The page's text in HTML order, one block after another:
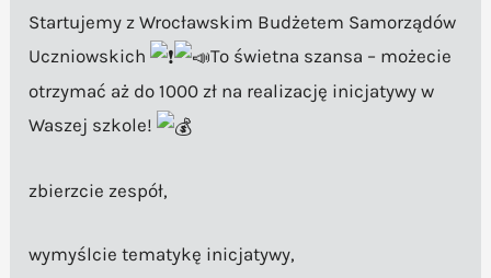
Startujemy z Wrocławskim Budżetem Samorządów
Uczniowskich
To świetna szansa – możecie
otrzymać aż do 1000 zł na realizację inicjatywy w
Waszej szkole!
zbierzcie zespół,
wymyślcie tematykę inicjatywy,